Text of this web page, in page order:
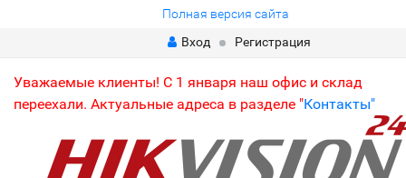
Полная версия сайта
Вход
Регистрация
Уважаемые клиенты! С 1 января наш офис и склад
переехали. Актуальные адреса в разделе "Контакты"